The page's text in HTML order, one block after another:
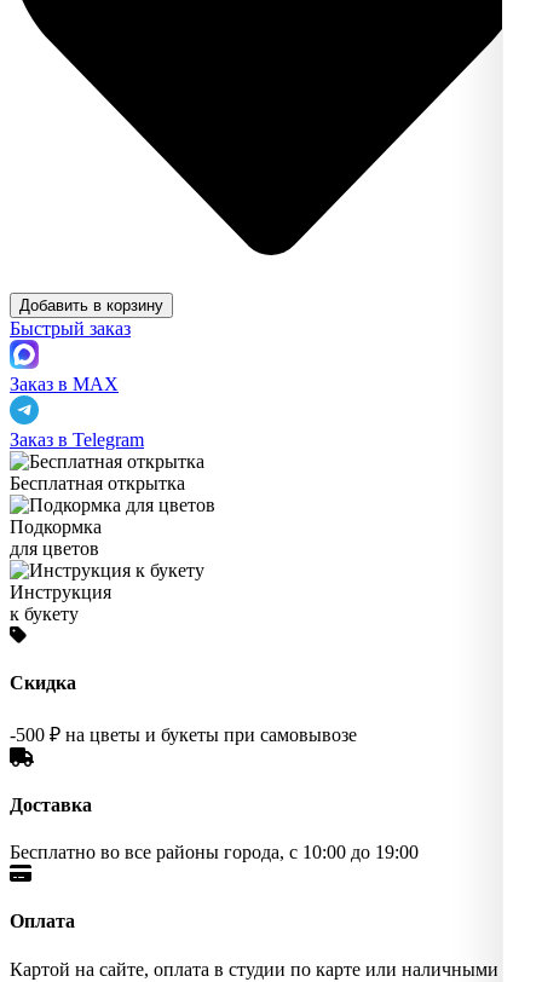
Добавить в корзину
Быстрый заказ
Заказ в MAX
Заказ в Telegram
Бесплатная открытка
Подкормка
для цветов
Инструкция
к букету
Скидка
-500 ₽ на цветы и букеты при самовывозе
Доставка
Бесплатно во все районы города, с 10:00 до 19:00
Оплата
Картой на сайте, оплата в студии по карте или наличными